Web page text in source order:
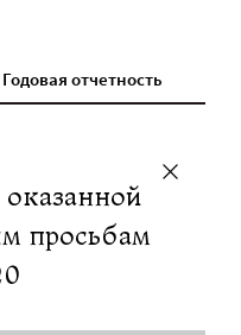
Годовая отчетность
просьбам